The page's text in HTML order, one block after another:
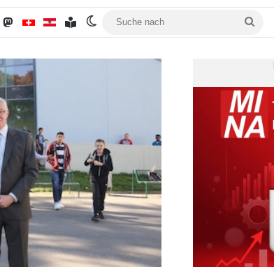
MastodonMiNa CHMiNa AT
Inhaltsverzeichnis
Skin umschalten